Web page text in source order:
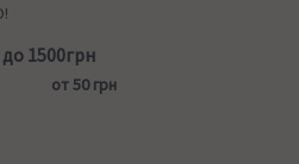
1500грн
от 50 грн